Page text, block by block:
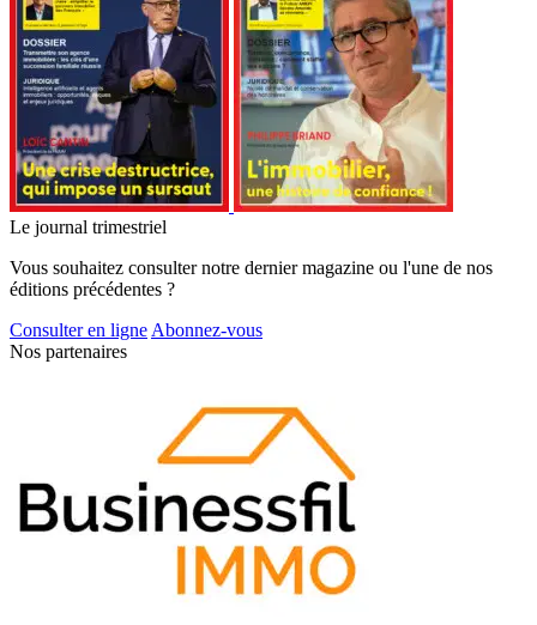
Le journal trimestriel
Vous souhaitez consulter notre dernier magazine ou l'une de nos
éditions précédentes ?
Consulter en ligne Abonnez-vous
Nos partenaires